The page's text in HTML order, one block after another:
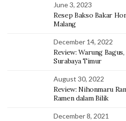
June 3, 2023
Resep Bakso Bakar
Malang
December 14, 2022
Review: Warung
Surabaya Timur
August 30, 2022
Review: Nihonmaru
Ramen dalam Bilik
December 8, 2021